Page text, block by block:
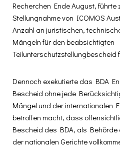
Recherchen Ende August, führte
Stellungnahme von ICOMOS
Anzahl an juristischen,
Mängeln für den beabsichtigten
Teilunterschutzstellungbescheid
Dennoch exekutierte das BDA
Bescheid ohne jede
Mängel und der internationalen
betroffen macht, dass
Bescheid des BDA, als Behörde
der nationalen Gerichte